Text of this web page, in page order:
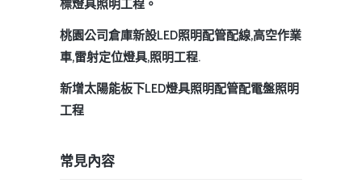
標燈具照明工程。
桃園公司倉庫新設LED照明配管配線,高空作業
車,雷射定位燈具,照明工程.
新增太陽能板下LED燈具照明配管配電盤照明
工程
常見內容